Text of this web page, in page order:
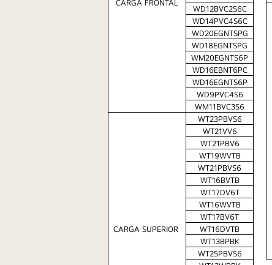
CARGA FRONTAL
WD12BVC2S6C
WD14PVC4S6C
WD20EGNTSPG
WD18EGNTSPG
WM20EGNTS6P
WD16EBNT6PC
WD16EGNTS6P
WD9PVC4S6
WM11BVC3S6
CARGA SUPERIOR
WT23PBVS6
WT21VV6
WT21PBV6
WT19WVTB
WT21PBVS6
WT16BVTB
WT17DV6T
WT16WVTB
WT17BV6T
WT16DVTB
WT13BPBK
WT25PBVS6